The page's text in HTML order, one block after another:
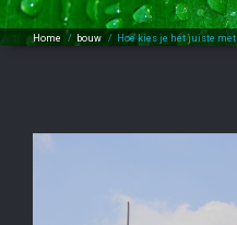
Home / bouw / Hoe kies je het juiste